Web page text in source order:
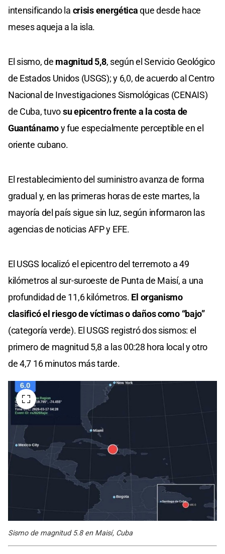
intensificando la crisis energéticaque desde hace
meses aqueja a la isla.
El sismo, de magnitud 5,8, según el Servicio Geológico
de Estados Unidos (USGS); y 6,0, de acuerdo al Centro
Nacional de Investigaciones Sismológicas (CENAIS)
de Cuba, tuvosu epicentro frente a la costa de
Guantánamoy fue especialmente perceptible en el
oriente cubano.
El restablecimiento del suministro avanza de forma
gradual y, en las primeras horas de este martes, la
mayoría del país sigue sin luz, según informaron las
agencias de noticias AFP y EFE.
El USGS localizó el epicentro del terremoto a 49
kilómetros al sur-suroeste de Punta de Maisí, a una
profundidad de 11,6 kilómetros. El organismo
clasificó el riesgo de víctimas o daños como “bajo”
(categoría verde). El USGS registró dos sismos: el
primero de magnitud 5,8 a las 00:28 hora local y otro
de 4,7 16 minutos más tarde.
Sismo de magnitud 5.8 en Maisí, Cuba